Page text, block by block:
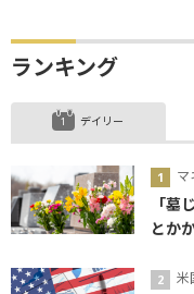
ランキング
デイリー
マ
「墓
とか
米